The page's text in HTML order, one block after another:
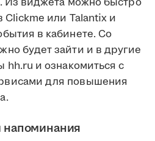
или Talantix и
в кабинете. Со
будет зайти и в другие
hh.ru и ознакомиться с
для повышения
напоминания